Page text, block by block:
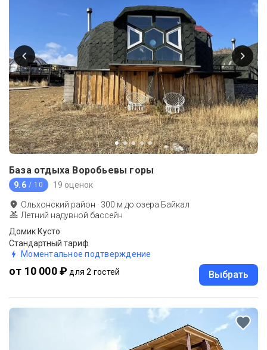
База отдыха Воробьевы горы
9.6 / 10 19 оценок
Ольхонский район · 300 м до озера Байкал
Летний надувной бассейн
Домик Кусто
Стандартный тариф
Моментальное подтверждение
от 10 000 ₽ для 2 гостей Выбрать